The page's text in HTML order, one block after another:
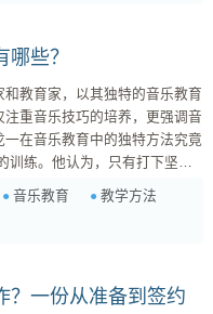
些？
教育家，以其独特的音乐教育
重音乐技巧的培养，更强调音
在音乐教育中的独特方法究竟
音、和弦等。这些看似枯燥的
一通过各种有趣的方式，让学
音乐教育
教学方法
？一份从准备到签约